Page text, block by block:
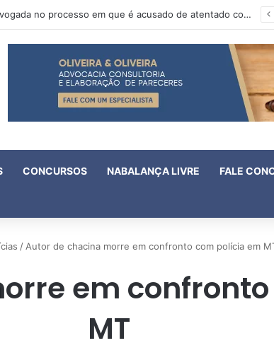
Oruam tem prisão revogada no processo em que é acusado de atentado contra a vida de policiais
CONCURSOS NABALANÇA LIVRE FALE
/ Autor de chacina morre em confronto com polícia em
em
MT